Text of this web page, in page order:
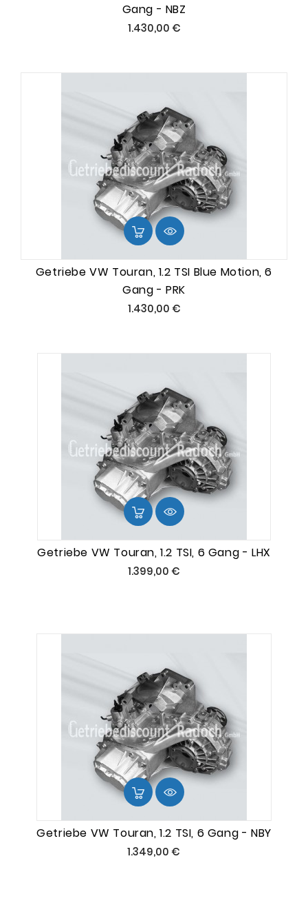
Gang - NBZ
1.430,00 €Preis
Getriebe VW Touran, 1.2 TSI Blue Motion, 6
Gang - PRK
1.430,00 €Preis
Getriebe VW Touran, 1.2 TSI, 6 Gang - LHX
1.399,00 €Preis
Getriebe VW Touran, 1.2 TSI, 6 Gang - NBY
1.349,00 €